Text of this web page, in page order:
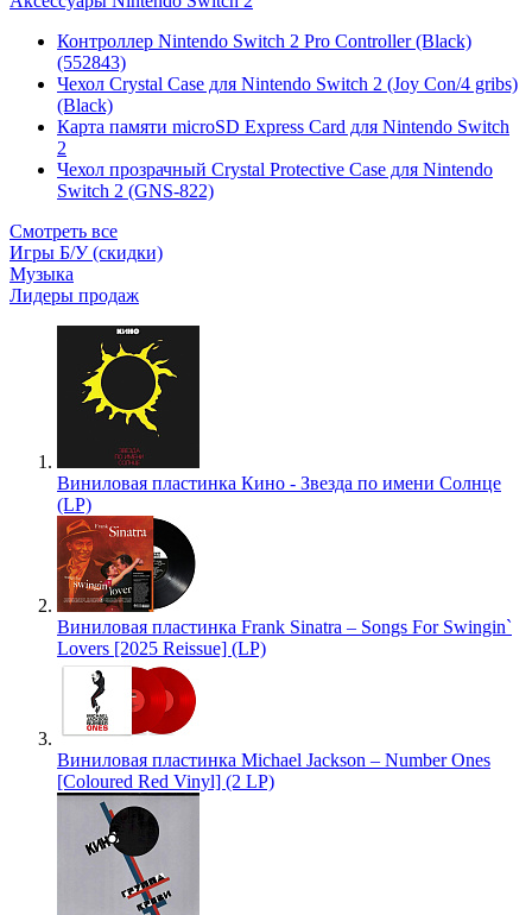
Контроллер Nintendo Switch 2 Pro Controller (Black)
(552843)
Чехол Сrystal Сase для Nintendo Switch 2 (Joy Con/4 gribs)
(Black)
Карта памяти microSD Express Card для Nintendo Switch
2
Чехол прозрачный Crystal Protective Case для Nintendo
Switch 2 (GNS-822)
Смотреть все
Игры Б/У (скидки)
Музыка
Лидеры продаж
Виниловая пластинка Кино - Звезда по имени Солнце
(LP)
Виниловая пластинка Frank Sinatra – Songs For Swingin`
Lovers [2025 Reissue] (LP)
Виниловая пластинка Michael Jackson – Number Ones
[Coloured Red Vinyl] (2 LP)